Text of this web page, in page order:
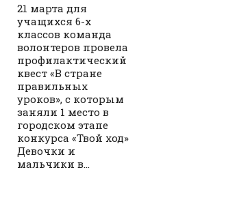
21 марта для
учащихся 6-х
классов команда
волонтеров провела
профилактический
квест «В стране
правильных
уроков», с которым
заняли 1 место в
городском этапе
конкурса «Твой ход»
Девочки и
мальчики в...